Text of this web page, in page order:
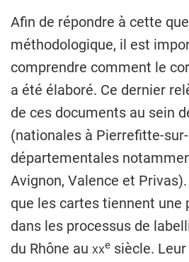
Afin de répondre à cette
méthodologique, il est
comprendre comment le
a été élaboré. Ce dernier
de ces documents au sein
(nationales à Pierrefitte-
départementales
Avignon, Valence et
que les cartes tiennent une
dans les processus de
du Rhône au xxe siècle.